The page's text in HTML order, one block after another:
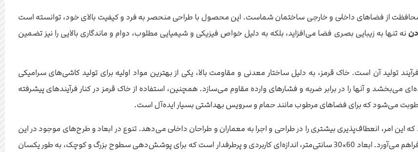
برای زیباسازی و محافظت از فضاهای داخلی و خارجی ساختمان شماست. این محصول با طراحی منحصر به فرد و کیفیت بالای خود، توانسته است
نه تنها به زیبایی بصری فضا می‌افزاید، بلکه به دلیل خواص فیزیکی و شیمیایی مطلوب، دوام و ماندگاری بالایی را نیز تضمین
تولید آن است. خاک قرمز، به دلیل ساختار معدنی و مقاومت بالا، یکی از بهترین مواد اولیه برای تولید کاشی‌های سرامیکی
و آنها را در برابر ضربه و فشارهای وارده مقاوم می‌سازد. همچنین، استفاده از خاک قرمز در کنار فرآیندهای پیشرفته
رطوبت می‌شود که برای فضاهای مرطوب مانند حمام و سرویس بهداشتی بسیار ایده‌آل است.
این امر، انعطاف‌پذیری بیشتری را در طراحی و اجرا به معماران و طراحان داخلی می‌دهد. تنوع در ابعاد و طرح‌های موجود در این
ست، امکان ایجاد هارمونی و هماهنگی بی‌نظیری را در فضاهای مختلف فراهم می‌آورد. ابعاد 60×30 سانتی‌متر، اندازه‌ای کاربردی و پرطرفدار است که برای پوشش‌دهی سطوح بزرگ و کوچک، به طور یکسان